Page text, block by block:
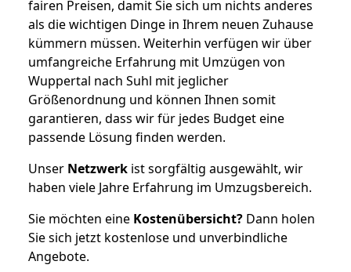
fairen Preisen, damit Sie sich um nichts anderes
als die wichtigen Dinge in Ihrem neuen Zuhause
kümmern müssen. Weiterhin verfügen wir über
umfangreiche Erfahrung mit Umzügen von
Wuppertal nach Suhl mit jeglicher
Größenordnung und können Ihnen somit
garantieren, dass wir für jedes Budget eine
passende Lösung finden werden.
Unser Netzwerk ist sorgfältig ausgewählt, wir
haben viele Jahre Erfahrung im Umzugsbereich.
Sie möchten eine Kostenübersicht? Dann holen
Sie sich jetzt kostenlose und unverbindliche
Angebote.